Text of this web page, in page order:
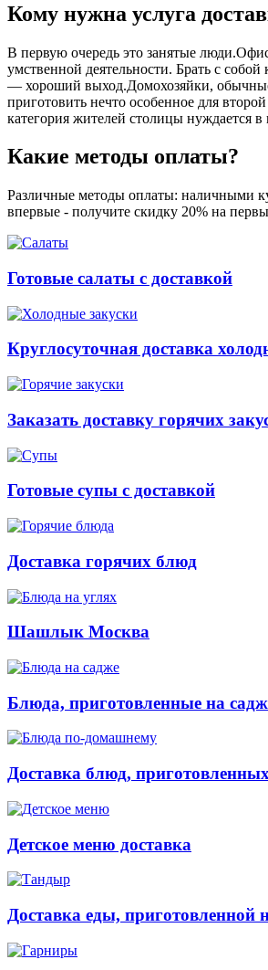
Кому нужна услуга
В первую очередь это занятые
умственной деятельности. Брать с
― хороший выход.Домохозяйки,
приготовить нечто особенное для
категория жителей столицы нуждается
Какие методы оплаты?
Различные методы оплаты: наличными
впервые - получите скидку 20% на
Готовые салаты с доставкой
Круглосуточная доставка
Заказать доставку горячих
Готовые супы с доставкой
Доставка горячих блюд
Шашлык Москва
Блюда, приготовленные на
Доставка блюд,
Детское меню доставка
Доставка еды, приготовленной